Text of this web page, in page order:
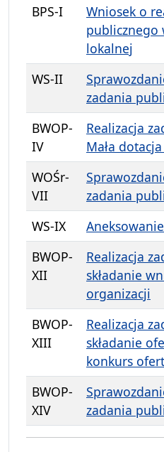
BPS-I
Wniosek o
publicznego
lokalnej
WS-II
zadania
BWOP-
IV
Realizacja
Mała
WOŚr-
VII
zadania
WS-IX
BWOP-
XII
Realizacja
składanie
organizacji
BWOP-
XIII
Realizacja
składanie
konkurs ofert
BWOP-
XIV
zadania